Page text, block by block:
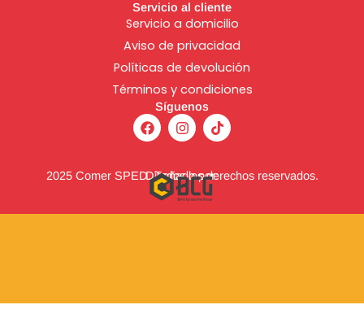
Servicio al cliente
Servicio a domicilio
Aviso de privacidad
Políticas de devolución
Términos y condiciones
Síguenos
F
a
c
b
o
o
k
I
n
s
a
g
r
a
T
i
k
o
2025 Comer SPED. Todos los derechos reservados.
Diseñado por: